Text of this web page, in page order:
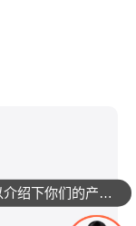
你们是怎么收费的呢